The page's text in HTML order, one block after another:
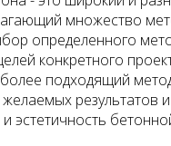
множество
определенного
конкретного
подходящий
результатов
эстетичность